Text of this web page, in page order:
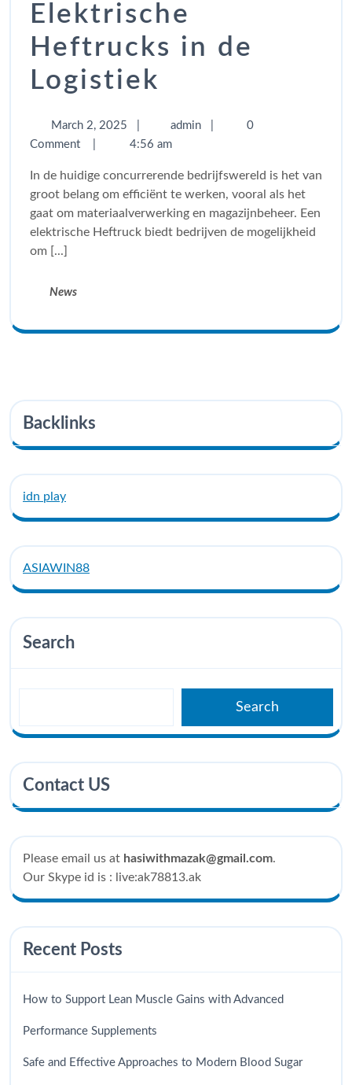
Elektrische
Heftrucks in de
Logistiek
March 2, 2025 admin
0
Comment
4:56 am
groot belang om efficiënt te werken, vooral als het
gaat om materiaalverwerking en magazijnbeheer. Een
elektrische Heftruck biedt bedrijven de mogelijkheid
om [...]
News
Backlinks
idn play
ASIAWIN88
Search
Search
Contact US
Please email us at hasiwithmazak@gmail.com.
Our Skype id is : live:ak78813.ak
Recent Posts
How to Support Lean Muscle Gains with Advanced
Performance Supplements
Safe and Effective Approaches to Modern Blood Sugar